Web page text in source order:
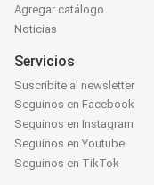
Agregar catálogo
Noticias
Servicios
Suscribite al newsletter
Seguinos en Facebook
Seguinos en Instagram
Seguinos en Youtube
Seguinos en TikTok